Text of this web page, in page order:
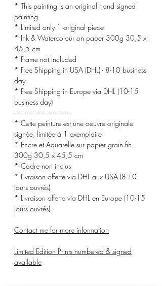
* This painting is an original hand signed
painting
* Limited only 1 original piece
* Ink & Watercolour on paper 300g 30,5 x
45,5 cm
* Frame not included
* Free Shipping in USA (DHL) - 8-10 business
day
* Free Shipping in Europe via DHL (10-15
business day)
-------------------------------------
* Cette peinture est une oeuvre originale
signée, limitée à 1 exemplaire
* Encre et Aquarelle sur papier grain fin
300g 30,5 x 45,5 cm
* Cadre non inclus
* Livraison offerte via DHL aux USA (8-10
jours ouvrés)
* Livraison offerte via DHL en Europe (10-15
jours ouvrés)
Contact me for more information
Limited Edition Prints numbered & signed
available